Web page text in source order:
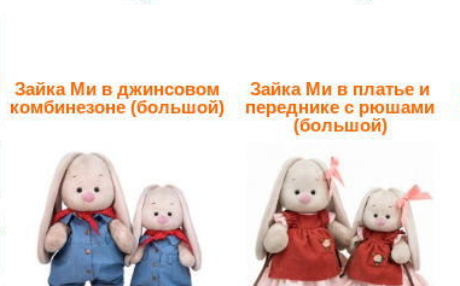
Зайка Ми в джинсовом
комбинезоне (большой)
Зайка Ми в платье и
переднике с рюшами
(большой)